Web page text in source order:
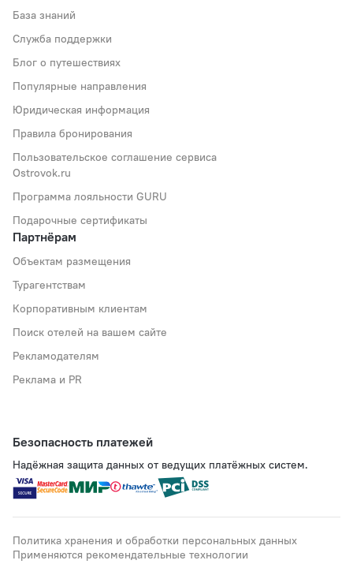
База знаний
Служба поддержки
Блог о путешествиях
Популярные направления
Юридическая информация
Правила бронирования
Пользовательское соглашение сервиса
Ostrovok.ru
Программа лояльности GURU
Подарочные сертификаты
Партнёрам
Объектам размещения
Турагентствам
Корпоративным клиентам
Поиск отелей на вашем сайте
Рекламодателям
Реклама и PR
Безопасность платежей
Надёжная защита данных от ведущих платёжных систем.
Политика хранения и обработки персональных данных
Применяются рекомендательные технологии